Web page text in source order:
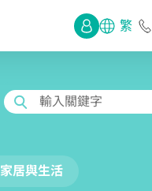
繁
輸入關鍵字
家居與生活